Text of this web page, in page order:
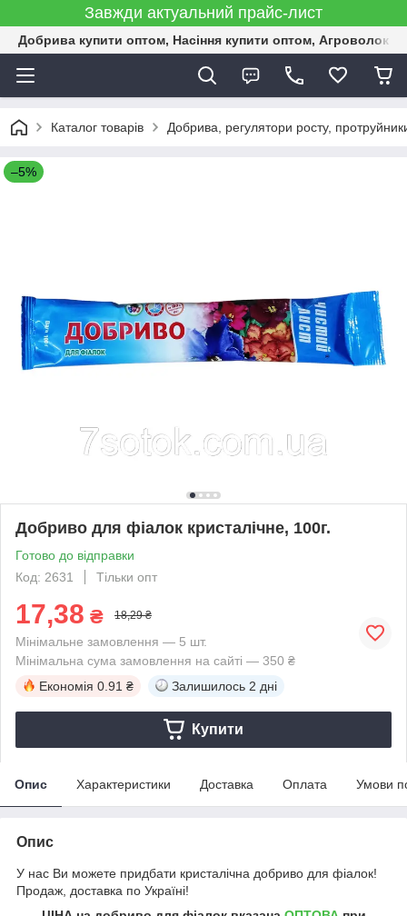
Завжди актуальний прайс-лист
Добрива купити оптом, Насіння купити оптом,
Каталог товарів Добрива, регулятори росту,
–5%
Добриво для фіалок кристалічне, 100г.
Готово до відправки
Код: 2631
Тільки опт
17,38 ₴ 18,29 ₴
Мінімальне замовлення — 5 шт.
Мінімальна сума замовлення на сайті — 350 ₴
Економія 0.91 ₴ Залишилось 2 дні
Купити
Опис Характеристики Доставка Оплата Умови
Опис
У нас Ви можете придбати кристалічна добриво для фіалок!
Продаж, доставка по Україні!